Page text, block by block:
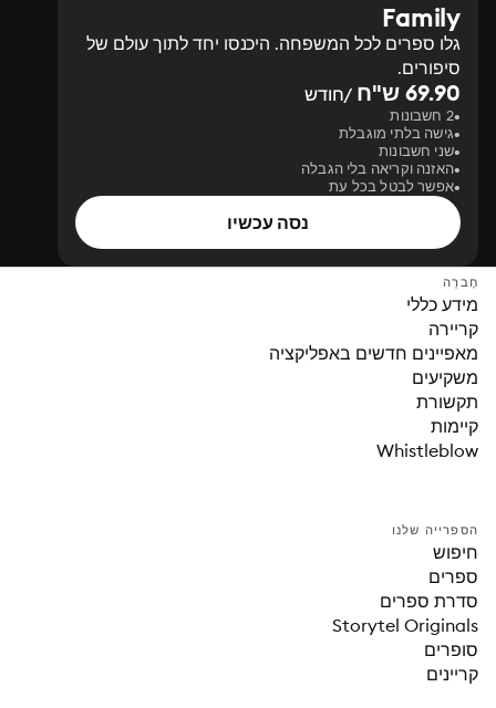
Family
גלו ספרים לכל המשפחה. היכנסו יחד לתוך עולם של
סיפורים.
69.90 ש"ח /חודש
2 חשבונות
גישה בלתי מוגבלת
שני חשבונות
האזנה וקריאה בלי הגבלה
אפשר לבטל בכל עת
נסה עכשיו
חֶברָה
מידע כללי
קריירה
מאפיינים חדשים באפליקציה
משקיעים
תקשורת
קיימות
Whistleblow
הספרייה שלנו
חיפוש
ספרים
סדרת ספרים
Storytel Originals
סופרים
קריינים